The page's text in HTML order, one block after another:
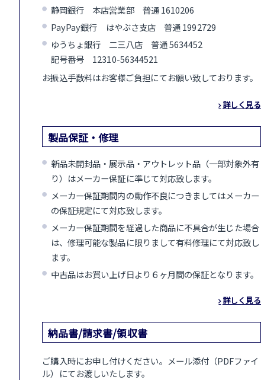
静岡銀行 本店営業部 普通 1610206
PayPay銀行 はやぶさ支店 普通 1992729
ゆうちょ銀行 二三八店 普通 5634452
記号番号 12310-56344521
お振込手数料はお客様ご負担にてお願い致しております。
詳しく見る
製品保証・修理
新品未開封品・展示品・アウトレット品（一部対象外有
り）はメーカー保証に準じて対応致します。
メーカー保証期間内の動作不良につきましてはメーカー
の保証規定にて対応致します。
メーカー保証期間を経過した商品に不具合が生じた場合
は、修理可能な製品に限りまして有料修理にて対応致し
ます。
中古品はお買い上げ日より６ヶ月間の保証となります。
詳しく見る
納品書/請求書/領収書
ご購入時にお申し付けください。メール添付（PDFファイ
ル）にてお渡しいたします。